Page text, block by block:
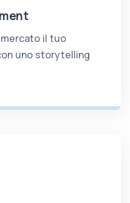
il tuo
uno storytelling